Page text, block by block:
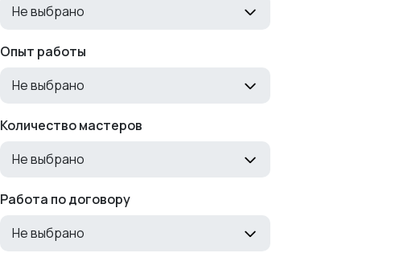
Не выбрано
Опыт работы
Не выбрано
Количество мастеров
Не выбрано
Работа по договору
Не выбрано